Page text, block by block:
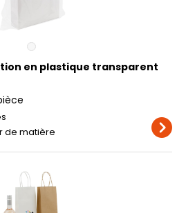
en plastique transparent
de matière